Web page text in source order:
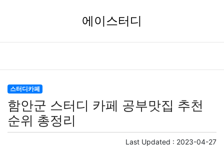
에이스터디
스터디카페
함안군 스터디 카페 공부맛집 추천
순위 총정리
Last Updated : 2023-04-27